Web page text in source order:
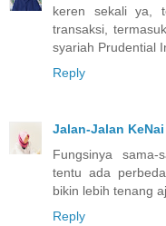
keren sekali ya,
transaksi,
syariah Prudential
Reply
Jalan-Jalan KeNai
Fungsinya sama-
tentu ada
bikin lebih tenang
Reply